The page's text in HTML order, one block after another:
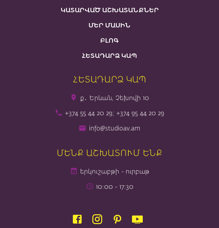
ԿԱՏԱՐՎԱԾ ԱՇԽԱՏԱՆՔՆԵՐ
ՄԵՐ ՄԱՍԻՆ
ԲԼՈԳ
ՀԵՏԱԴԱՐՁ ԿԱՊ
ՀԵՏԱԴԱՐՁ ԿԱՊ
ք․ Երևան, Չեխովի 10
+374 55 44 20 29; +374 95 44 20 29
info@studioav.am
ՄԵՆՔ ԱՇԽԱՏՈՒՄ ԵՆՔ
երկուշաբթի - ուրբաթ
10։00 - 17։30